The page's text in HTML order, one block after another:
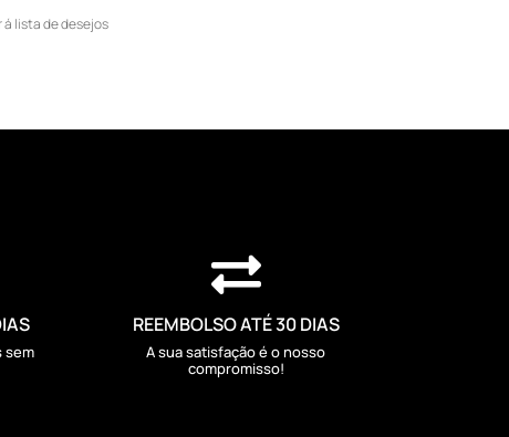
through
á lista de desejos
sem

REEMBOLSO ATÉ 30 DIAS
A sua satisfação é o nosso
compromisso!